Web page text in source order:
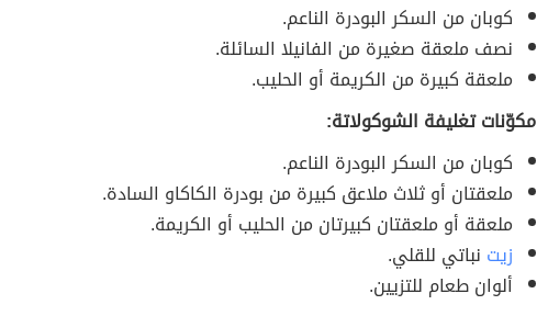
كوبان من السكر البودرة الناعم.
نصف ملعقة صغيرة من الفانيلا السائلة.
ملعقة كبيرة من الكريمة أو الحليب.
مكوّنات تغليفة الشوكولاتة:
كوبان من السكر البودرة الناعم.
ملعقتان أو ثلاث ملاعق كبيرة من بودرة الكاكاو السادة.
ملعقة أو ملعقتان كبيرتان من الحليب أو الكريمة.
زيت نباتي للقلي.
ألوان طعام للتزيين.